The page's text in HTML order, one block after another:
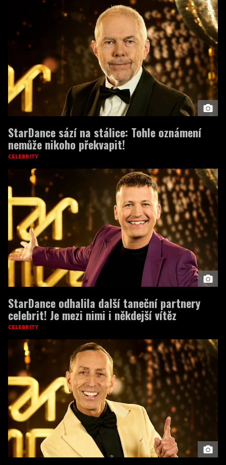
StarDance sází na stálice: Tohle oznámení
nemůže nikoho překvapit!
CELEBRITY
StarDance odhalila další taneční partnery
celebrit! Je mezi nimi i někdejší vítěz
CELEBRITY